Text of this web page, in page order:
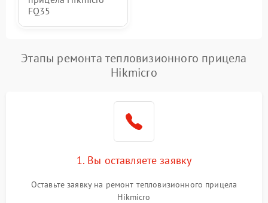
FQ35
Этапы ремонта тепловизионного прицела
Hikmicro
1. Вы оставляете заявку
Оставьте заявку на ремонт тепловизионного прицела
Hikmicro